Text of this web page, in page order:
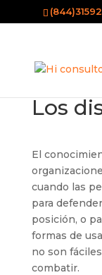
Los
El
cuando las
para
posición, o
formas de
no son
combatir.